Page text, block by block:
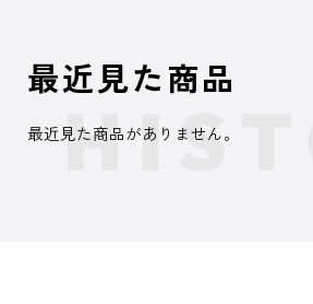
最近見た商品
最近見た商品がありません。